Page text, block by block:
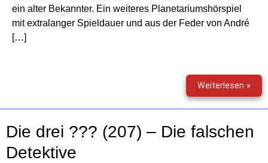
ein alter Bekannter. Ein weiteres Planetariumshörspiel
mit extralanger Spieldauer und aus der Feder von André
[…]
Weiterlesen »Die
drei
???
das
Die drei ??? (207) – Die falschen
Detektive